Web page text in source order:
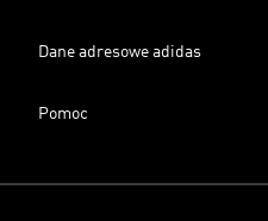
Dane adresowe adidas
Pomoc